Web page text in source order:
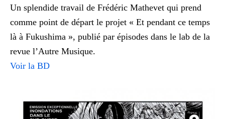
Un splendide travail de Frédéric Mathevet qui prend
comme point de départ le projet « Et pendant ce temps
là à Fukushima », publié par épisodes dans le lab de la
revue l’Autre Musique.
Voir la BD